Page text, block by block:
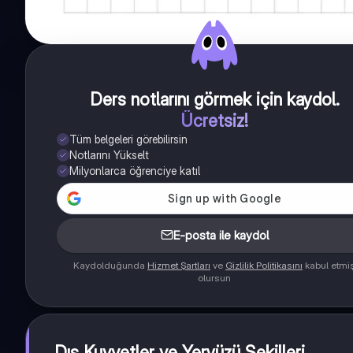
Ders notlarını görmek için kaydol.
Ücretsiz!
Tüm belgeleri görebilirsin
Notlarını Yükselt
Milyonlarca öğrenciye katıl
E-posta ile kaydol
Kaydolduğunda Hizmet Şartları ve Gizlilik Politikasını kabul
olursun